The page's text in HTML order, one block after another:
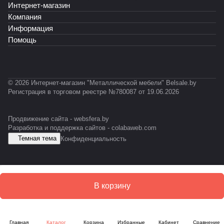
-
P
R
O
F
R
К
T
0
3
1
Т
0
2
3
-
E
S
В корзину
Главная Каталог Корзина Избранные Кабинет Сравнение
Интернет-магазин
Компания
Информация
Помощь
© 2026 Интернет-магазин "Металлической мебели" Belsale.by
Регистрация в торговом реестре №780087 от 19.06.2026
Продвижение сайта - websfera.by
Разработка и поддержка сайтов - colabaweb.com
Темная тема
Конфиденциальность